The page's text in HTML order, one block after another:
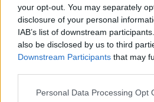
your opt-out. You may separately
disclosure of your personal
IAB’s list of downstream
also be disclosed by us to third
Downstream Participants that may
Personal Data Processing Opt
2026. augusztus 06., csütörtök
Tematikus
Szovátán